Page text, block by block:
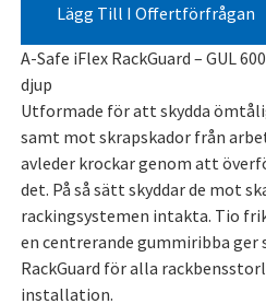
Lägg Till I Offertförfrågan
A-Safe iFlex RackGuard – GUL
djup
Utformade för att skydda
samt mot skrapskador från
avleder krockar genom att
det. På så sätt skyddar de mot
rackingsystemen intakta. Tio
en centrerande gummiribba
RackGuard för alla
installation.